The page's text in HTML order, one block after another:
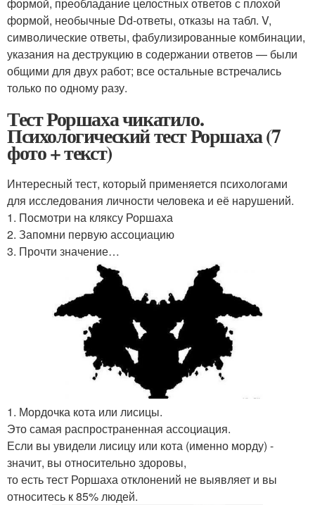
формой, необычные Dd-ответы, отказы на табл. V,
символические ответы, фабулизированные комбинации,
указания на деструкцию в содержании ответов — были
общими для двух работ; все остальные встречались
только по одному разу.
Тест Роршаха чикатило.
Психологический тест Роршаха (7
фото + текст)
Интересный тест, который применяется психологами
для исследования личности человека и её нарушений.
1. Посмотри на кляксу Роршаха
2. Запомни первую ассоциацию
3. Прочти значение…
1. Мордочка кота или лисицы.
Это самая распространенная ассоциация.
Если вы увидели лисицу или кота (именно морду) -
значит, вы относительно здоровы,
то есть тест Роршаха отклонений не выявляет и вы
относитесь к 85% людей.